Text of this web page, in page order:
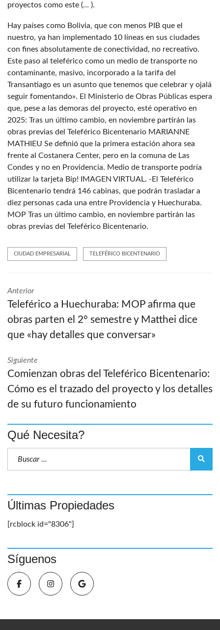
proyectos como este (… ).
Hay países como Bolivia, que con menos PIB que el
nuestro, ya han implementado 10 líneas en sus ciudades
con fines absolutamente de conectividad, no recreativo.
Este paso al teleférico como un medio de transporte no
contaminante, masivo, incorporado a la tarifa del
Transantiago es un asunto que tenemos que celebrar y ojalá
seguir fomentando». El Ministerio de Obras Públicas espera
que, pese a las demoras del proyecto, esté operativo en
2025: Tras un último cambio, en noviembre partirán las
obras previas del Teleférico Bicentenario MARIANNE
MATHIEU Se definió que la primera estación ahora sea
frente al Costanera Center, pero en la comuna de Las
Condes y no en Providencia. Medio de transporte podría
utilizar la tarjeta Bip! IMAGEN VIRTUAL. -El Teleférico
Bicentenario tendrá 146 cabinas, que podrán trasladar a
diez personas cada una entre Providencia y Huechuraba.
MOP Tras un último cambio, en noviembre partirán las
obras previas del Teleférico Bicentenario.
CIUDAD EMPRESARIAL TELEFÉRICO BICENTENARIO
Anterior
Teleférico a Huechuraba: MOP afirma que
obras parten el 2° semestre y Matthei dice
que «hay detalles que conversar»
Siguiente
Comienzan obras del Teleférico Bicentenario:
Cómo es el trazado del proyecto y los detalles
de su futuro funcionamiento
Qué Necesita?
Últimas Propiedades
[rcblock id="8306"]
Síguenos